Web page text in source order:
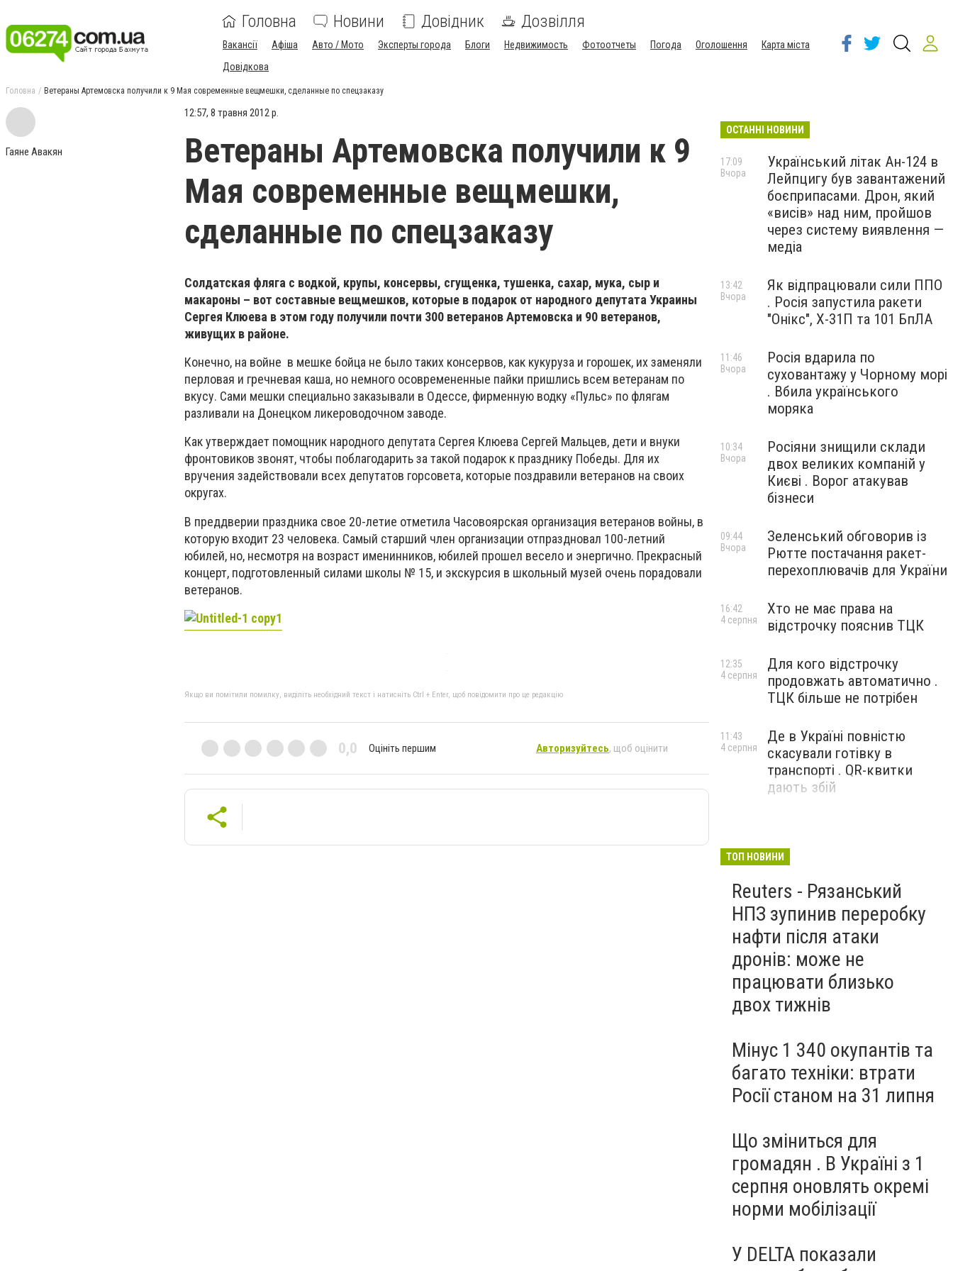
Головна Новини Довідник Дозвілля
Вакансії Афіша Авто / Мото Эксперты города Блоги Недвижимость Фотоотчеты Погода Оголошення
Карта міста
Довідкова
Головна Ветераны Артемовска получили к 9 Мая современные вещмешки, сделанные по спецзаказу
Гаяне Авакян
12:57, 8 травня 2012 р.
Ветераны Артемовска получили к 9
Мая современные вещмешки,
сделанные по спецзаказу
Солдатская фляга с водкой, крупы, консервы, сгущенка, тушенка, сахар, мука, сыр и
макароны – вот составные вещмешков, которые в подарок от народного депутата Украины
Сергея Клюева в этом году получили почти 300 ветеранов Артемовска и 90 ветеранов,
живущих в районе.
Конечно, на войне в мешке бойца не было таких консервов, как кукуруза и горошек, их заменяли
перловая и гречневая каша, но немного осовремененные пайки пришлись всем ветеранам по
вкусу. Сами мешки специально заказывали в Одессе, фирменную водку «Пульс» по флягам
разливали на Донецком ликероводочном заводе.
Как утверждает помощник народного депутата Сергея Клюева Сергей Мальцев, дети и внуки
фронтовиков звонят, чтобы поблагодарить за такой подарок к празднику Победы. Для их
вручения задействовали всех депутатов горсовета, которые поздравили ветеранов на своих
округах.
В преддверии праздника свое 20-летие отметила Часовоярская организация ветеранов войны, в
которую входит 23 человека. Самый старший член организации отпраздновал 100-летний
юбилей, но, несмотря на возраст именинников, юбилей прошел весело и энергично. Прекрасный
концерт, подготовленный силами школы № 15, и экскурсия в школьный музей очень порадовали
ветеранов.
Якщо ви помітили помилку, виділіть необхідний текст і натисніть Ctrl + Enter, щоб повідомити про це редакцію
0,0 Оцініть першим Авторизуйтесь, щоб оцінити
ОСТАННІ НОВИНИ
Український літак Ан-124 в
Лейпцигу був завантажений
боєприпасами. Дрон, який
«висів» над ним, пройшов
через систему виявлення —
медіа
17:09
Вчора
Як відпрацювали сили ППО
. Росія запустила ракети
"Онікс", Х-31П та 101 БпЛА
13:42
Вчора
Росія вдарила по
суховантажу у Чорному морі
. Вбила українського
моряка
11:46
Вчора
Росіяни знищили склади
двох великих компаній у
Києві . Ворог атакував
бізнеси
10:34
Вчора
Зеленський обговорив із
Рютте постачання ракет-
перехоплювачів для України
09:44
Вчора
Хто не має права на
відстрочку пояснив ТЦК
16:42
4 серпня
Для кого відстрочку
продовжать автоматично .
ТЦК більше не потрібен
12:35
4 серпня
Де в Україні повністю
скасували готівку в
транспорті . QR-квитки
дають збій
11:43
4 серпня
ТОП НОВИНИ
Reuters - Рязанський
НПЗ зупинив переробку
нафти після атаки
дронів: може не
працювати близько
двох тижнів
Мінус 1 340 окупантів та
багато техніки: втрати
Росії станом на 31 липня
Що зміниться для
громадян . В Україні з 1
серпня оновлять окремі
норми мобілізації
У DELTA показали